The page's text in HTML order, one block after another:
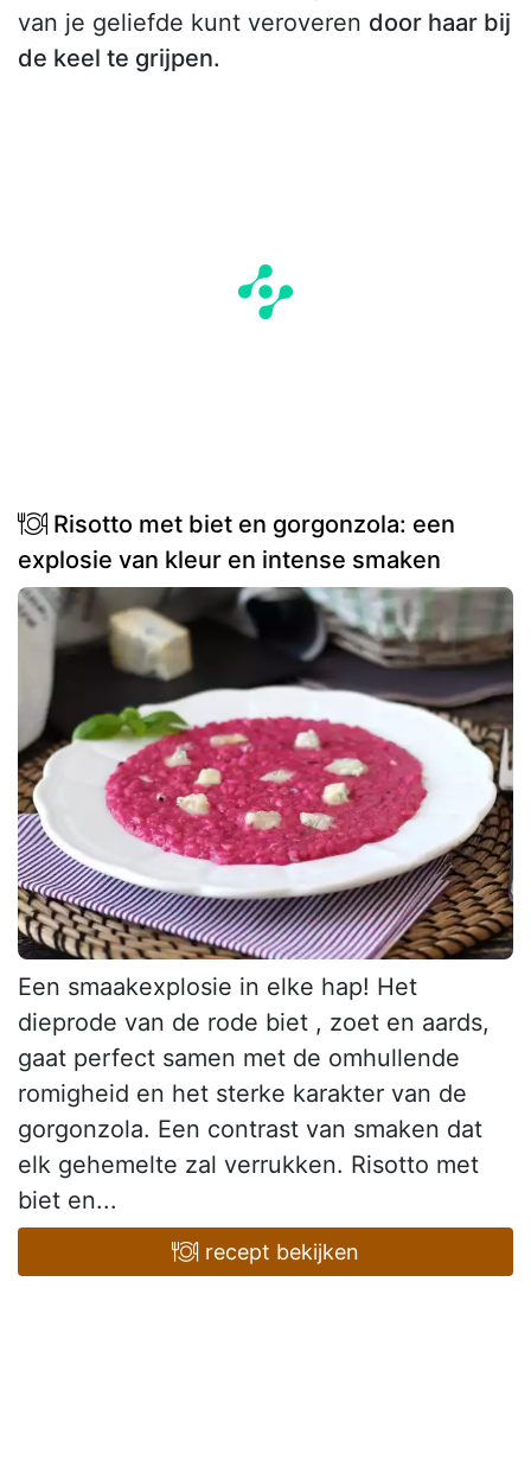
van je geliefde kunt veroveren door haar bij
de keel te grijpen.
Risotto met biet en gorgonzola: een
explosie van kleur en intense smaken
Een smaakexplosie in elke hap! Het
dieprode van de rode biet , zoet en aards,
gaat perfect samen met de omhullende
romigheid en het sterke karakter van de
gorgonzola. Een contrast van smaken dat
elk gehemelte zal verrukken. Risotto met
biet en...
recept bekijken